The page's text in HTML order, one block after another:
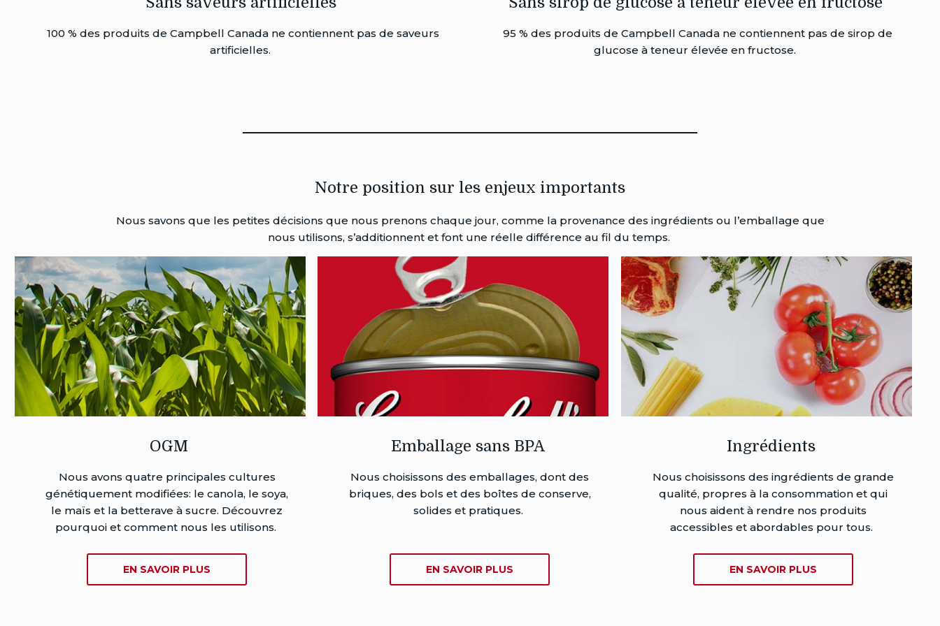
100 % des produits de Campbell Canada ne contiennent pas de saveurs
artificielles.
95 % des produits de Campbell Canada ne contiennent pas de sirop de
glucose à teneur élevée en fructose.
Notre position sur les enjeux importants
Nous savons que les petites décisions que nous prenons chaque jour, comme la provenance des ingrédients ou l’emballage que
nous utilisons, s’additionnent et font une réelle différence au fil du temps.
OGM
Nous avons quatre principales cultures
génétiquement modifiées: le canola, le soya,
le maïs et la betterave à sucre. Découvrez
pourquoi et comment nous les utilisons.
EN SAVOIR PLUS
Emballage sans BPA
Nous choisissons des emballages, dont des
briques, des bols et des boîtes de conserve,
solides et pratiques.
EN SAVOIR PLUS
EMBALLAGE
Ingrédients
Nous choisissons des ingrédients de grande
qualité, propres à la consommation et qui
nous aident à rendre nos produits
accessibles et abordables pour tous.
EN SAVOIR PLUSSUR
INGRÉDIENTS